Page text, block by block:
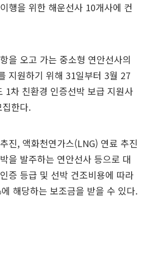
행을 위한 해운선사 10개사에 컨
을 오고 가는 중소형 연안선사의
지원하기 위해 31일부터 3월 27
1차 친환경 인증선박 보급 지원사
집한다.
진, 액화천연가스(LNG) 연료 추진
을 발주하는 연안선사 등으로 대
증 등급 및 선박 건조비용에 따라
해당하는 보조금을 받을 수 있다.